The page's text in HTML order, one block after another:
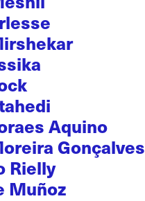
Aquino
Gonçalves
Rielly
Muñoz